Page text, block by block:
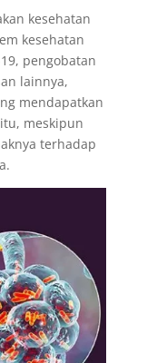
kesehatan
kesehatan
pengobatan
lainnya,
mendapatkan
meskipun
terhadap